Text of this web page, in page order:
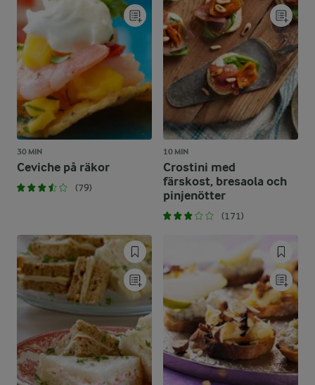
30 MIN
Ceviche på räkor
(79)
10 MIN
Crostini med
färskost, bresaola och
pinjenötter
(171)